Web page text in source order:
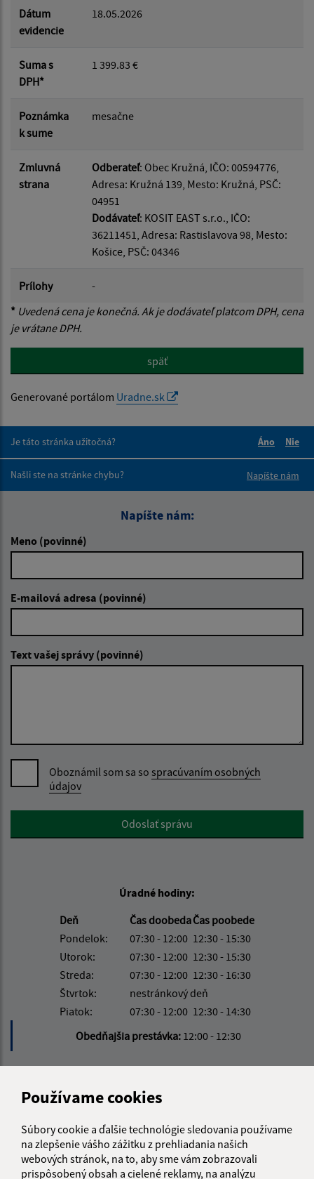
Používame cookies
Súbory cookie a ďalšie technológie sledovania používame
na zlepšenie vášho zážitku z prehliadania našich
webových stránok, na to, aby sme vám zobrazovali
prispôsobený obsah a cielené reklamy, na analýzu
Dátum
evidencie
18.05.2026
Suma s
DPH*
1 399.83 €
Poznámka
k sume
mesačne
Zmluvná
strana
Odberateľ: Obec Kružná, IČO: 00594776,
Adresa: Kružná 139, Mesto: Kružná, PSČ:
04951
Dodávateľ: KOSIT EAST s.r.o., IČO:
36211451, Adresa: Rastislavova 98, Mesto:
Košice, PSČ: 04346
Prílohy
-
* Uvedená cena je konečná. Ak je dodávateľ platcom DPH, cena
je vrátane DPH.
späť
Generované portálom Uradne.sk
Je táto stránka užitočná?
Áno
Nie
Našli ste na stránke chybu?
Napíšte nám
Napíšte nám:
Meno (povinné)
E-mailová adresa (povinné)
Text vašej správy (povinné)
Oboznámil som sa so spracúvaním osobných
údajov
Google reCaptcha ResponseOdoslať správu
Úradné hodiny:
Deň
Čas doobedaČas poobede
Pondelok:
07:30 - 12:00 12:30 - 15:30
Utorok:
07:30 - 12:00 12:30 - 15:30
Streda:
07:30 - 12:00 12:30 - 16:30
Štvrtok:
nestránkový deň
Piatok:
07:30 - 12:00 12:30 - 14:30
Obedňajšia prestávka: 12:00 - 12:30
Kružná 139
049 51 Brzotín
info@kruzna.sk